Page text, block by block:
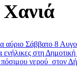
αύριο Σάββατο 8
ενήλικες στη
νερού στον